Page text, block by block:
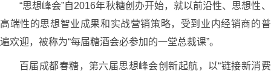
“思想峰会”自2016年秋糖创办开始，就以前沿性、思想性、
高端性的思想智业成果和实战营销策略，受到业内经销商的普
遍欢迎，被称为“每届糖酒会必参加的一堂总裁课”。
百届成都春糖，第六届思想峰会创新起航，以“链接新消费